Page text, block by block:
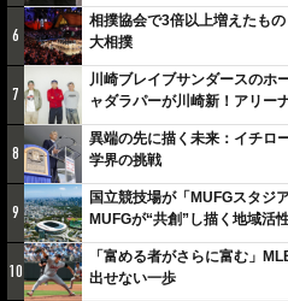
6
相撲協会で3倍以上増えたも
大相撲
7
川崎ブレイブサンダースのホ
ャダラパーが川崎新！アリー
しみでしかないでしょ。川崎
8
異端の先に描く未来：イチロ
学界の挑戦
9
国立競技場が「MUFGスタジ
MUFGが“共創”し描く地域活
10
「富める者がさらに富む」
出せない一歩